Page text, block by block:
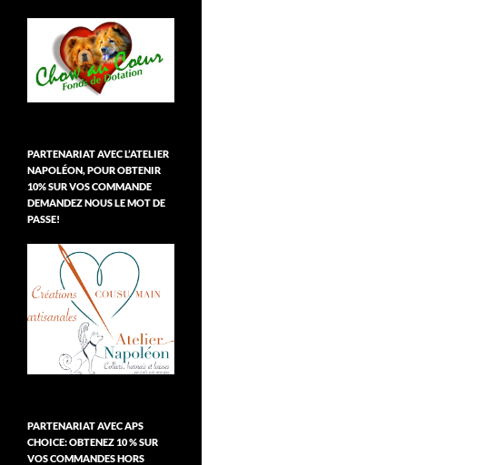
PARTENARIAT AVEC L’ATELIER
NAPOLÉON, POUR OBTENIR
10% SUR VOS COMMANDE
DEMANDEZ NOUS LE MOT DE
PASSE!
PARTENARIAT AVEC APS
CHOICE: OBTENEZ 10 % SUR
VOS COMMANDES HORS